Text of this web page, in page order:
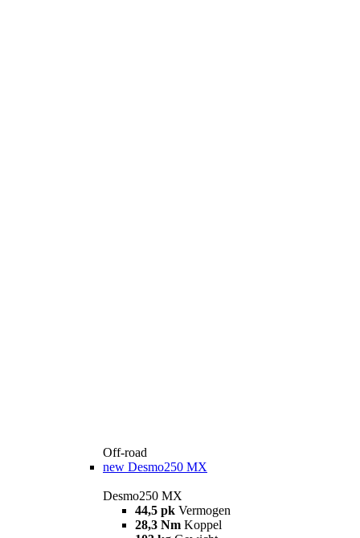
Off-road
new Desmo250 MX
Desmo250 MX
44,5 pk Vermogen
28,3 Nm Koppel